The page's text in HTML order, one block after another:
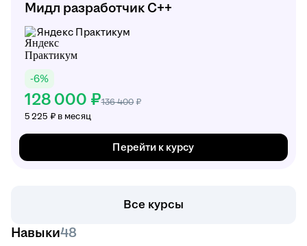
Мидл разработчик С++
Яндекс Практикум
-6%
128 000 ₽136 400 ₽
5 225 ₽ в месяц
Перейти к курсу
Все курсы
Навыки48